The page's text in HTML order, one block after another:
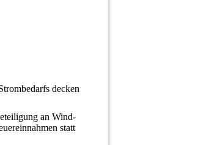
decken
an Wind-
statt